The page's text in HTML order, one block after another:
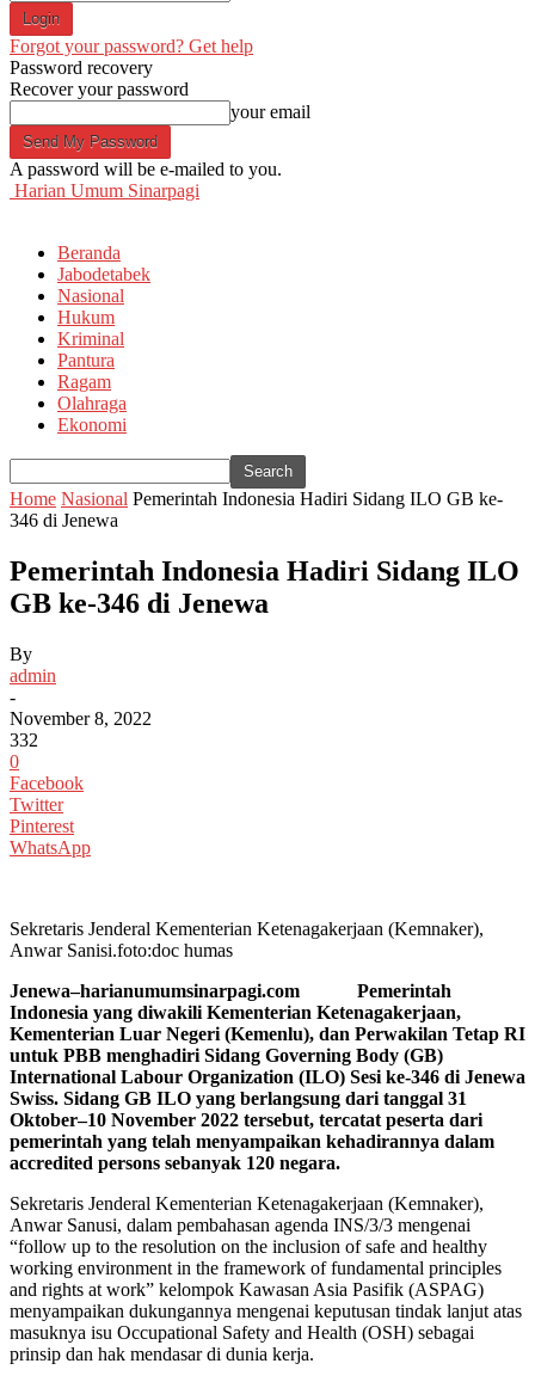
Forgot your password? Get help
Password recovery
Recover your password
your email
A password will be e-mailed to you.
Harian Umum Sinarpagi
Beranda
Jabodetabek
Nasional
Hukum
Kriminal
Pantura
Ragam
Olahraga
Ekonomi
Home Nasional Pemerintah Indonesia Hadiri Sidang ILO GB ke-
346 di Jenewa
Pemerintah Indonesia Hadiri Sidang ILO
GB ke-346 di Jenewa
By
admin
-
November 8, 2022
332
0
Facebook
Twitter
Pinterest
WhatsApp
Sekretaris Jenderal Kementerian Ketenagakerjaan (Kemnaker),
Anwar Sanisi.foto:doc humas
Jenewa–harianumumsinarpagi.com Pemerintah
Indonesia yang diwakili Kementerian Ketenagakerjaan,
Kementerian Luar Negeri (Kemenlu), dan Perwakilan Tetap RI
untuk PBB menghadiri Sidang Governing Body (GB)
International Labour Organization (ILO) Sesi ke-346 di Jenewa
Swiss. Sidang GB ILO yang berlangsung dari tanggal 31
Oktober–10 November 2022 tersebut, tercatat peserta dari
pemerintah yang telah menyampaikan kehadirannya dalam
accredited persons sebanyak 120 negara.
Sekretaris Jenderal Kementerian Ketenagakerjaan (Kemnaker),
Anwar Sanusi, dalam pembahasan agenda INS/3/3 mengenai
“follow up to the resolution on the inclusion of safe and healthy
working environment in the framework of fundamental principles
and rights at work” kelompok Kawasan Asia Pasifik (ASPAG)
menyampaikan dukungannya mengenai keputusan tindak lanjut atas
masuknya isu Occupational Safety and Health (OSH) sebagai
prinsip dan hak mendasar di dunia kerja.